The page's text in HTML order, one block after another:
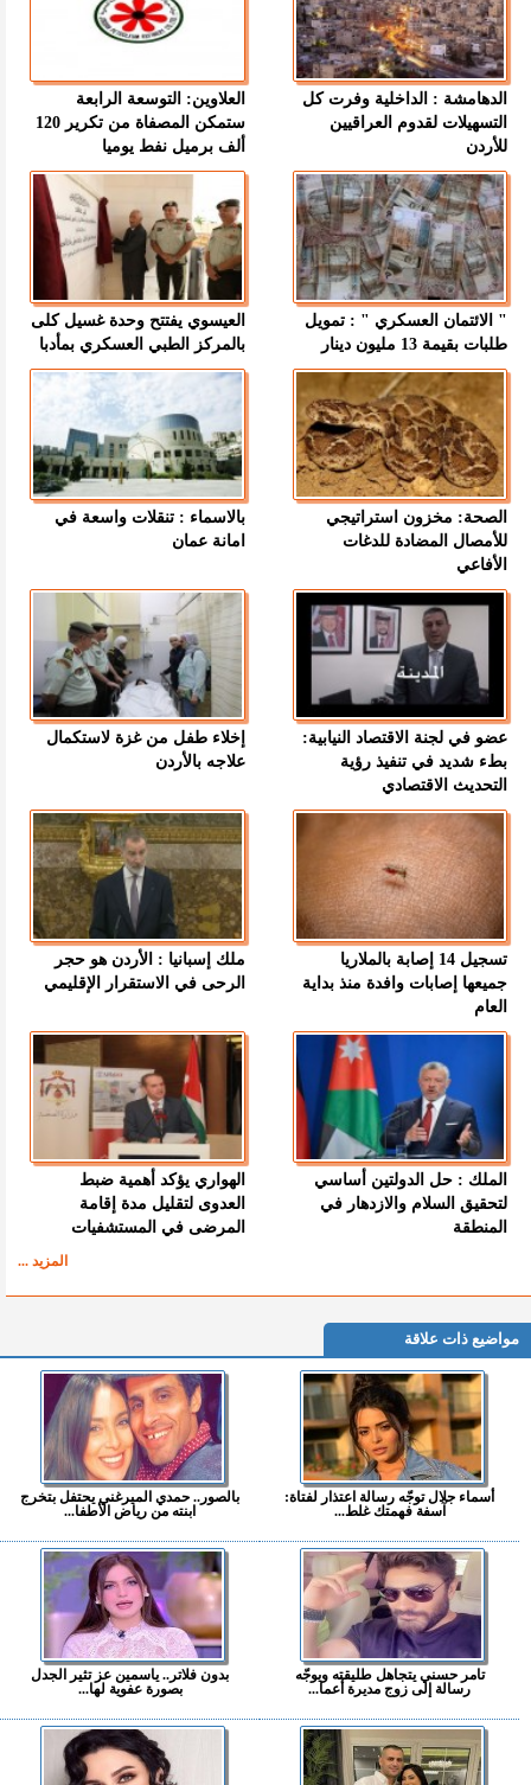
الدهامشة : الداخلية وفرت كل
التسهيلات لقدوم العراقيين
للأردن
العلاوين: التوسعة الرابعة
ستمكن المصفاة من تكرير 120
ألف برميل نفط يوميا
" الائتمان العسكري " : تمويل
طلبات بقيمة 13 مليون دينار
العيسوي يفتتح وحدة غسيل كلى
بالمركز الطبي العسكري بمأدبا
الصحة: مخزون استراتيجي
للأمصال المضادة للدغات
الأفاعي
بالاسماء : تنقلات واسعة في
امانة عمان
عضو في لجنة الاقتصاد النيابية:
بطء شديد في تنفيذ رؤية
التحديث الاقتصادي
إخلاء طفل من غزة لاستكمال
علاجه بالأردن
تسجيل 14 إصابة بالملاريا
جميعها إصابات وافدة منذ بداية
العام
ملك إسبانيا : الأردن هو حجر
الرحى في الاستقرار الإقليمي
الملك : حل الدولتين أساسي
لتحقيق السلام والازدهار في
المنطقة
الهواري يؤكد أهمية ضبط
العدوى لتقليل مدة إقامة
المرضى في المستشفيات
المزيد ...
مواضيع ذات علاقة
أسماء جلال توجّه رسالة اعتذار لفتاة:
آسفة فهمتك غلط...
بالصور.. حمدي الميرغني يحتفل بتخرج
ابنته من رياض الأطفا...
تامر حسني يتجاهل طليقته ويوجّه
رسالة إلى زوج مديرة أعما...
بدون فلاتر.. ياسمين عز تثير الجدل
بصورة عفوية لها...